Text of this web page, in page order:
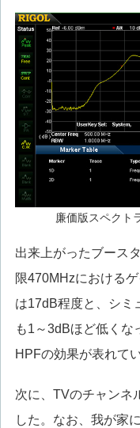
廉価版スペクト
出来上がったブース
限470MHzにおける
は17dB程度と、シミ
も1～3dBほど低くな
HPFの効果が表れて
次に、TVのチャンネ
した。なお、我が家